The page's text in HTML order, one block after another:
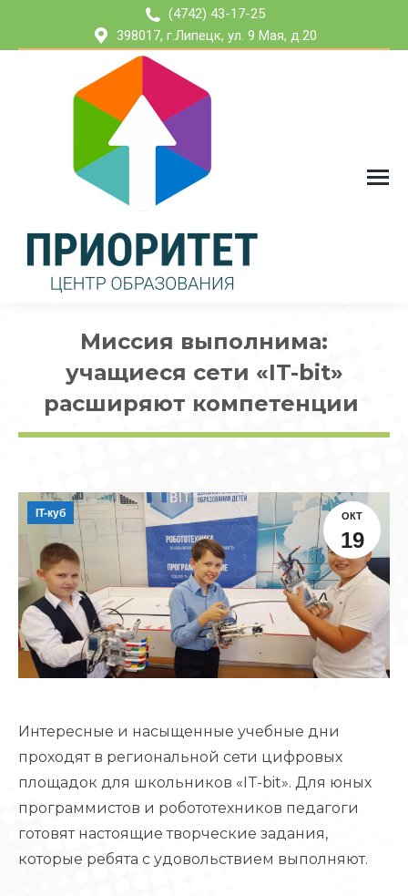
(4742) 43-17-25
398017, г.Липецк, ул. 9 Мая, д.20
Миссия выполнима:
учащиеся сети «IT-bit»
расширяют компетенции
ОКТ
19
IT-куб
Интересные и насыщенные учебные дни
проходят в региональной сети цифровых
площадок для школьников «IT-bit». Для юных
программистов и робототехников педагоги
готовят настоящие творческие задания,
которые ребята с удовольствием выполняют.